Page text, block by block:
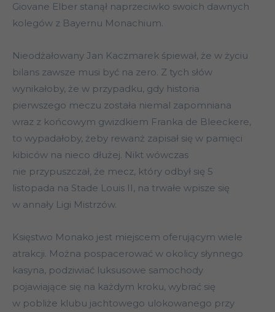
Giovane Elber stanął naprzeciwko swoich dawnych
kolegów z Bayernu Monachium.
Nieodżałowany Jan Kaczmarek śpiewał, że w życiu
bilans zawsze musi być na zero. Z tych słów
wynikałoby, że w przypadku, gdy historia
pierwszego meczu została niemal zapomniana
wraz z końcowym gwizdkiem Franka de Bleeckere,
to wypadałoby, żeby rewanż zapisał się w pamięci
kibiców na nieco dłużej. Nikt wówczas
nie przypuszczał, że mecz, który odbył się 5
listopada na Stade Louis II, na trwałe wpisze się
w annały Ligi Mistrzów.
Księstwo Monako jest miejscem oferującym wiele
atrakcji. Można pospacerować w okolicy słynnego
kasyna, podziwiać luksusowe samochody
pojawiające się na każdym kroku, wybrać się
w pobliże klubu jachtowego ulokowanego przy